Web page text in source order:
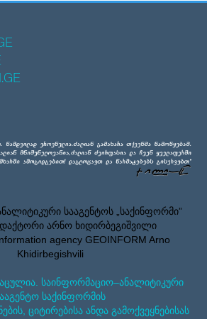
სააგენტოს „საქინფორმი”
არნო ხიდირბეგიშვილი
agency GEOINFORM Arno
Khidirbegishvili
საინფორმაციო–ანალიტიკური
საქინფორმის
ციტირებისა ანდა გამოქვეყნებისას